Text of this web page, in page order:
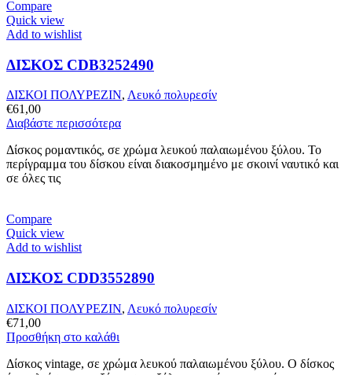
Compare
Quick view
Add to wishlist
ΔΙΣΚΟΣ CDB3252490
ΔΙΣΚΟΙ ΠΟΛΥΡΕΖΙΝ, Λευκό πολυρεσίν
€61,00
Διαβάστε περισσότερα
Δίσκος ρομαντικός, σε χρώμα λευκού παλαιωμένου ξύλου. Το
περίγραμμα του δίσκου είναι διακοσμημένο με σκοινί ναυτικό και
σε όλες τις
Compare
Quick view
Add to wishlist
ΔΙΣΚΟΣ CDD3552890
ΔΙΣΚΟΙ ΠΟΛΥΡΕΖΙΝ, Λευκό πολυρεσίν
€71,00
Προσθήκη στο καλάθι
Δίσκος vintage, σε χρώμα λευκού παλαιωμένου ξύλου. Ο δίσκος